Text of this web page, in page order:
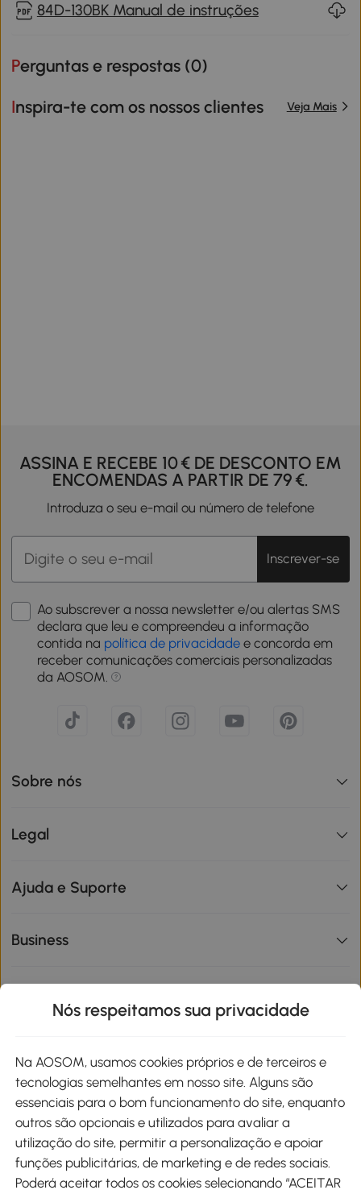
84D-130BK Manual de instruções
Perguntas e respostas (0)
Inspira-te com os nossos clientes Veja Mais
ASSINA E RECEBE 10 € DE DESCONTO EM
ENCOMENDAS A PARTIR DE 79 €.
Introduza o seu e-mail ou número de telefone
Inscrever-se
Ao subscrever a nossa newsletter e/ou alertas SMS
declara que leu e compreendeu a informação
contida na política de privacidade e concorda em
receber comunicações comerciais personalizadas
da AOSOM.
Sobre nós
Legal
Ajuda e Suporte
Business
Métodos de pagamento
Nós respeitamos sua privacidade
Na AOSOM, usamos cookies próprios e de terceiros e
tecnologias semelhantes em nosso site. Alguns são
essenciais para o bom funcionamento do site, enquanto
outros são opcionais e utilizados para avaliar a
utilização do site, permitir a personalização e apoiar
funções publicitárias, de marketing e de redes sociais.
Poderá aceitar todos os cookies selecionando “ACEITAR